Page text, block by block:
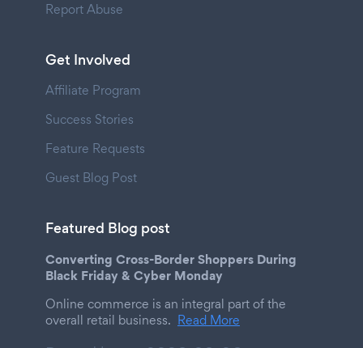
Report Abuse
Get Involved
Affiliate Program
Success Stories
Feature Requests
Guest Blog Post
Featured Blog post
Converting Cross-Border Shoppers During
Black Friday & Cyber Monday
Online commerce is an integral part of the
overall retail business. Read More